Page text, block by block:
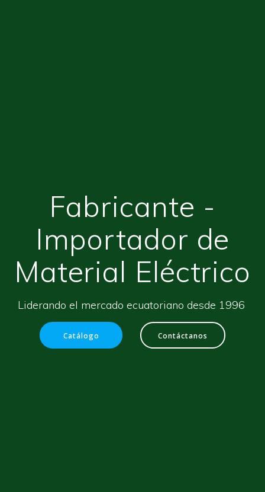
Fabricante -
Importador de
Material Eléctrico
Liderando el mercado ecuatoriano desde 1996
Catálogo Contáctanos